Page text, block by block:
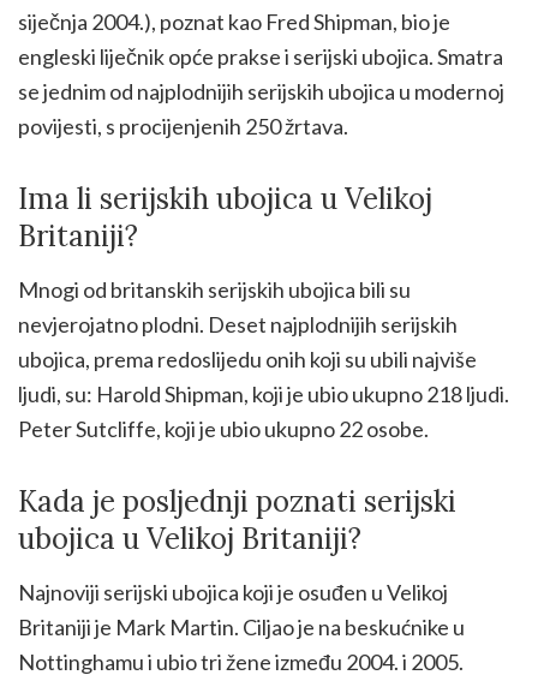
siječnja 2004.), poznat kao Fred Shipman, bio je
engleski liječnik opće prakse i serijski ubojica. Smatra
se jednim od najplodnijih serijskih ubojica u modernoj
povijesti, s procijenjenih 250 žrtava.
Ima li serijskih ubojica u Velikoj
Britaniji?
Mnogi od britanskih serijskih ubojica bili su
nevjerojatno plodni. Deset najplodnijih serijskih
ubojica, prema redoslijedu onih koji su ubili najviše
ljudi, su: Harold Shipman, koji je ubio ukupno 218 ljudi.
Peter Sutcliffe, koji je ubio ukupno 22 osobe.
Kada je posljednji poznati serijski
ubojica u Velikoj Britaniji?
Najnoviji serijski ubojica koji je osuđen u Velikoj
Britaniji je Mark Martin. Ciljao je na beskućnike u
Nottinghamu i ubio tri žene između 2004. i 2005.